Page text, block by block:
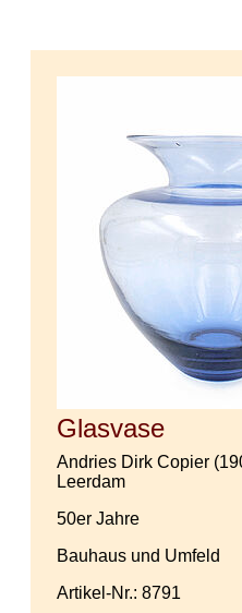
Glasvase
Andries Dirk Copier
Leerdam
50er Jahre
Bauhaus und Umfeld
Artikel-Nr.: 8791